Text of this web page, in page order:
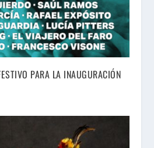
PARA LA INAUGURACIÓN